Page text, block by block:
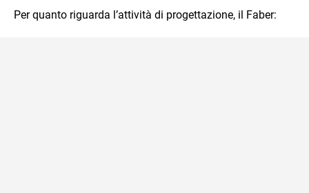
Per quanto riguarda l’attività di progettazione, il Faber: